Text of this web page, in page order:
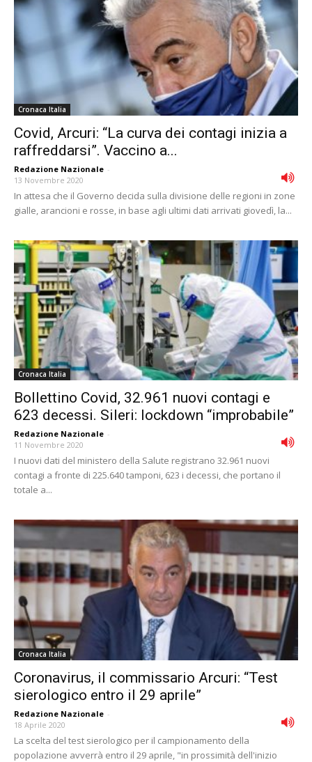
Cronaca Italia
Covid, Arcuri: “La curva dei contagi inizia a
raffreddarsi”. Vaccino a...
Redazione Nazionale -
13 Novembre 2020
In attesa che il Governo decida sulla divisione delle regioni in zone
gialle, arancioni e rosse, in base agli ultimi dati arrivati giovedì, la...
Cronaca Italia
Bollettino Covid, 32.961 nuovi contagi e
623 decessi. Sileri: lockdown “improbabile”
Redazione Nazionale -
11 Novembre 2020
I nuovi dati del ministero della Salute registrano 32.961 nuovi
contagi a fronte di 225.640 tamponi, 623 i decessi, che portano il
totale a...
Cronaca Italia
Coronavirus, il commissario Arcuri: “Test
sierologico entro il 29 aprile”
Redazione Nazionale -
18 Aprile 2020
La scelta del test sierologico per il campionamento della
popolazione avverrà entro il 29 aprile, "in prossimità dell'inizio